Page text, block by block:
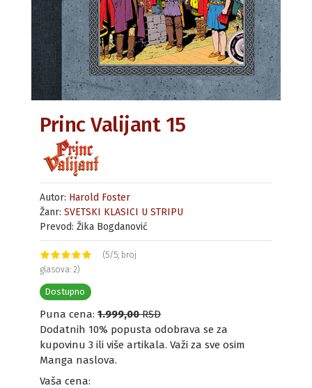
Princ Valijant 15
Autor: Harold Foster
Žanr: SVETSKI KLASICI U STRIPU
Prevod: Žika Bogdanović
(5/5; broj
glasova: 2)
Dostupno
Puna cena: 1.999,00RSD
Dodatnih 10% popusta odobrava se za
kupovinu 3 ili više artikala. Važi za sve osim
Manga naslova.
Vaša cena: